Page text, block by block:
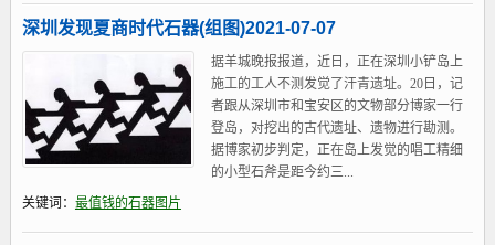
深圳发现夏商时代石器(组图)2021-07-07
据羊城晚报报道，近日，正在深圳小铲岛上
施工的工人不测发觉了汗青遗址。20日，记
者跟从深圳市和宝安区的文物部分博家一行
登岛，对挖出的古代遗址、遗物进行勘测。
据博家初步判定，正在岛上发觉的唱工精细
的小型石斧是距今约三...
关键词： 最值钱的石器图片